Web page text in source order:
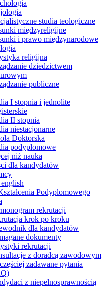
studia teologiczne
międzyreligijne
i prawo międzynarodowe
religijna
dziedzictwem
publiczne
I stopnia i jednolite
II stopnia
niestacjonarne
Doktorska
podyplomowe
niż nauka
dla kandydatów
Podyplomowego
rekrutacji
krok po kroku
dla kandydatów
dokumenty
rekrutacji
z doradcą zawodowym
zadawane pytania
z niepełnosprawnością